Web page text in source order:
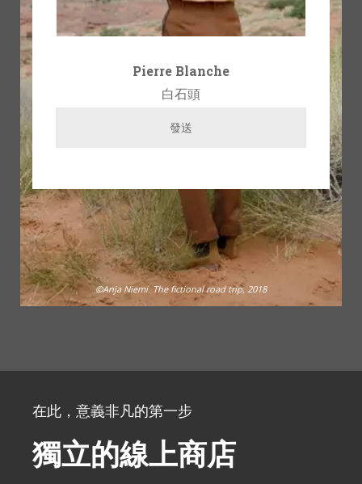
Pierre Blanche
白石頭
發送
©Anja Niemi. The fictional road trip, 2018
在此，意義非凡的第一步
獨立的線上商店